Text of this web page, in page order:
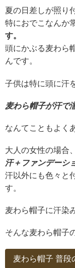
夏の日差しが照り
特におでこなんか
す。
頭にかぶる麦わら
んです。
子供は特に頭に汗
麦わら帽子が汗で
なんてこともよく
大人の女性の場合、
汗＋ファンデーシ
汗以外にも色々と
す。
麦わら帽子に汗染
そんな麦わら帽子
麦わら帽子 普段